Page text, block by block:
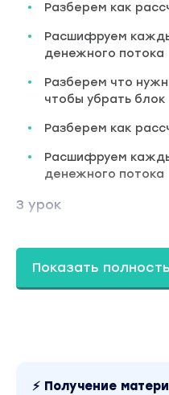
Разберем как
Расшифруем
денежного потока
Разберем что
чтобы убрать
Разберем как
Расшифруем
денежного потока
3 урок
нашу
Показать
⚡ Получение